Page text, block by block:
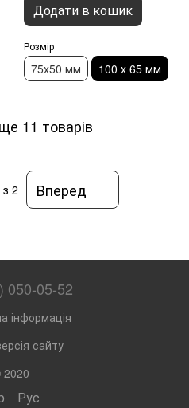
Додати в кошик
Розмір
75х50 мм 100 х 65 мм
11 товарів
з 2 Вперед
050-05-52
інформація
сайту
Рус